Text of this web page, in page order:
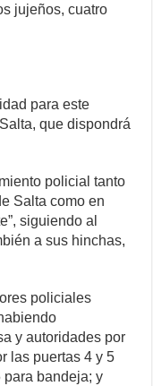
jujeños, cuatro
para este
que dispondrá
policial tanto
Salta como en
siguiendo al
a sus hinchas,
policiales
y autoridades por
las puertas 4 y 5
para bandeja; y